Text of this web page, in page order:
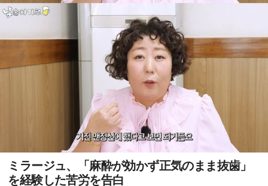
ミラージュ、「麻酔が効かず正気のまま抜歯」
を経験した苦労を告白